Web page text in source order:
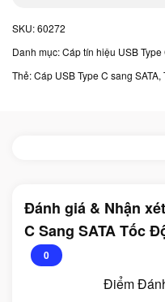
SKU:60272
Danh mục:Cáp tín hiệu USB Type
Thẻ:Cáp USB Type C sang SATA,
Đánh giá & Nhận
C Sang SATA Tốc
0
Điểm